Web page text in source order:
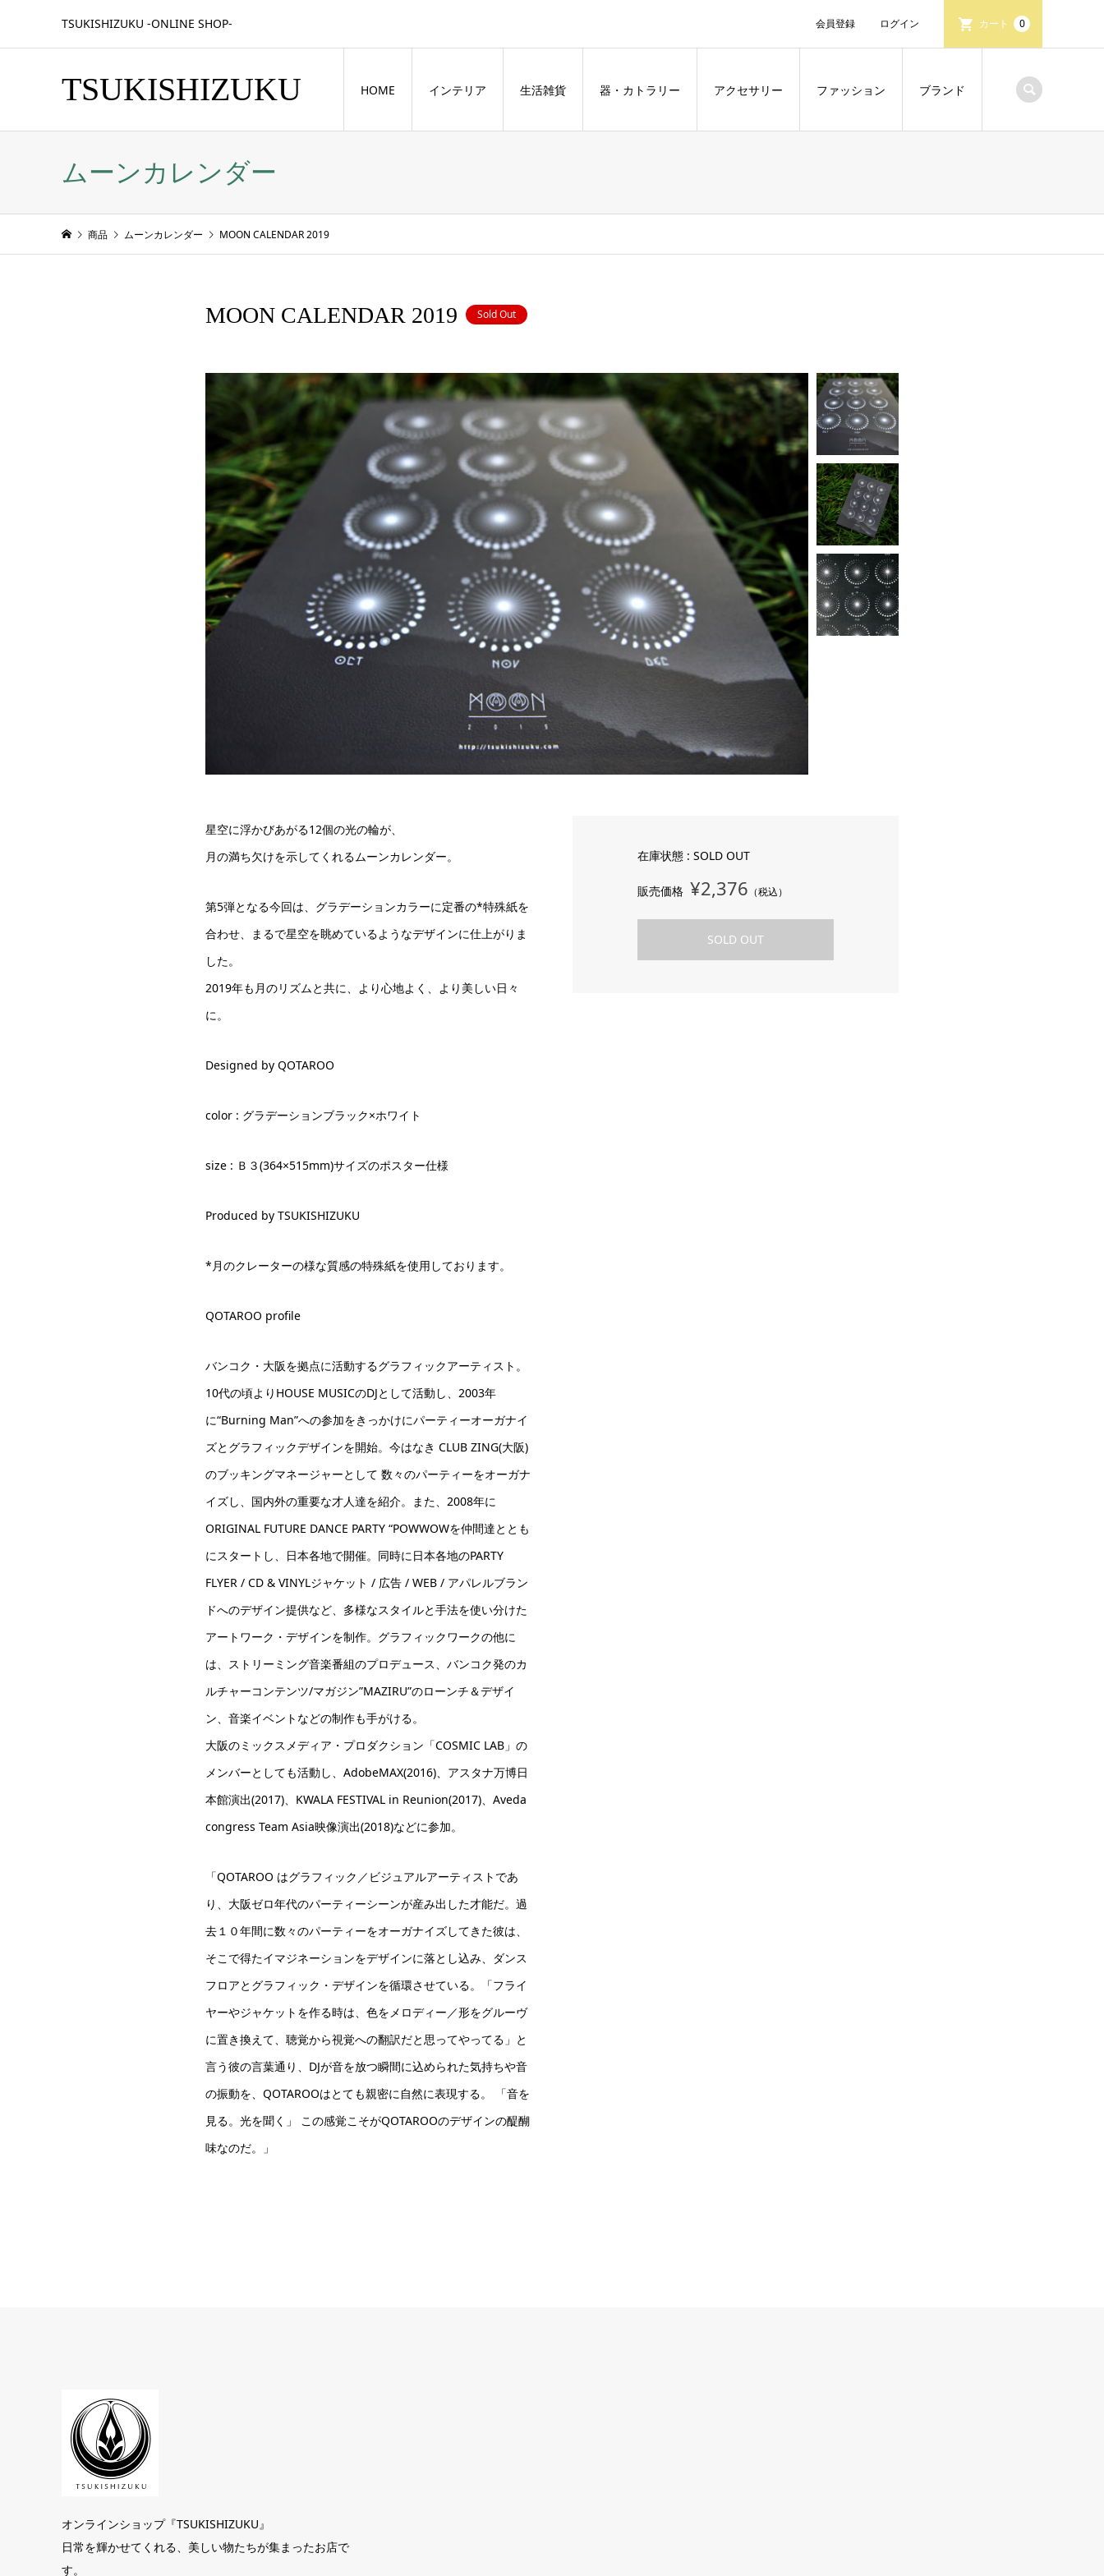
TSUKISHIZUKU -ONLINE SHOP- 会員登録 ログイン カート 0
TSUKISHIZUKU HOME インテリア 生活雑貨 器・カトラリー アクセサリー ファッション ブランド
ムーンカレンダー
商品 ムーンカレンダー MOON CALENDAR 2019
MOON CALENDAR 2019 Sold Out
星空に浮かびあがる12個の光の輪が、
月の満ち欠けを示してくれるムーンカレンダー。
第5弾となる今回は、グラデーションカラーに定番の*特殊紙を
合わせ、まるで星空を眺めているようなデザインに仕上がりま
した。
2019年も月のリズムと共に、より心地よく、より美しい日々
に。
Designed by QOTAROO
color : グラデーションブラック×ホワイト
size : Ｂ３(364×515mm)サイズのポスター仕様
Produced by TSUKISHIZUKU
*月のクレーターの様な質感の特殊紙を使用しております。
QOTAROO profile
バンコク・大阪を拠点に活動するグラフィックアーティスト。
10代の頃よりHOUSE MUSICのDJとして活動し、2003年
に“Burning Man”への参加をきっかけにパーティーオーガナイ
ズとグラフィックデザインを開始。今はなき CLUB ZING(大阪)
のブッキングマネージャーとして 数々のパーティーをオーガナ
イズし、国内外の重要な才人達を紹介。また、2008年に
ORIGINAL FUTURE DANCE PARTY “POWWOWを仲間達ととも
にスタートし、日本各地で開催。同時に日本各地のPARTY
FLYER / CD & VINYLジャケット / 広告 / WEB / アパレルブラン
ドへのデザイン提供など、多様なスタイルと手法を使い分けた
アートワーク・デザインを制作。グラフィックワークの他に
は、ストリーミング音楽番組のプロデュース、バンコク発のカ
ルチャーコンテンツ/マガジン”MAZIRU”のローンチ＆デザイ
ン、音楽イベントなどの制作も手がける。
大阪のミックスメディア・プロダクション「COSMIC LAB」の
メンバーとしても活動し、AdobeMAX(2016)、アスタナ万博日
本館演出(2017)、KWALA FESTIVAL in Reunion(2017)、Aveda
congress Team Asia映像演出(2018)などに参加。
「QOTAROO はグラフィック／ビジュアルアーティストであ
り、大阪ゼロ年代のパーティーシーンが産み出した才能だ。過
去１０年間に数々のパーティーをオーガナイズしてきた彼は、
そこで得たイマジネーションをデザインに落とし込み、ダンス
フロアとグラフィック・デザインを循環させている。「フライ
ヤーやジャケットを作る時は、色をメロディー／形をグルーヴ
に置き換えて、聴覚から視覚への翻訳だと思ってやってる」と
言う彼の言葉通り、DJが音を放つ瞬間に込められた気持ちや音
の振動を、QOTAROOはとても親密に自然に表現する。 「音を
見る。光を聞く」 この感覚こそがQOTAROOのデザインの醍醐
味なのだ。」
在庫状態 : SOLD OUT
販売価格 ¥2,376 （税込）
SOLD OUT
オンラインショップ『TSUKISHIZUKU』
日常を輝かせてくれる、美しい物たちが集まったお店で
す。